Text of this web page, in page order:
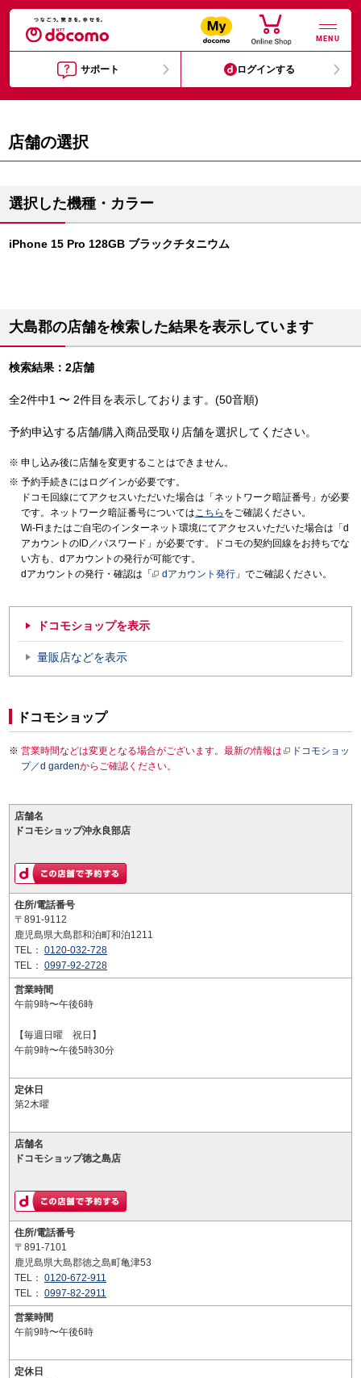
MENU
サポート ログインする
店舗の選択
選択した機種・カラー
iPhone 15 Pro 128GB ブラックチタニウム
大島郡の店舗を検索した結果を表示しています
検索結果：2店舗
全2件中1 〜 2件目を表示しております。(50音順)
予約申込する店舗/購入商品受取り店舗を選択してください。
申し込み後に店舗を変更することはできません。
予約手続きにはログインが必要です。
ドコモ回線にてアクセスいただいた場合は「ネットワーク暗証番号」が必要
です。ネットワーク暗証番号についてはこちら をご確認ください。
Wi-Fiまたはご自宅のインターネット環境にてアクセスいただいた場合は「d
アカウントのID／パスワード」が必要です。ドコモの契約回線をお持ちでな
い方も、dアカウントの発行が可能です。
dアカウントの発行・確認は「
dアカウント発行 」でご確認ください。
ドコモショップを表示
量販店などを表示
ドコモショップ
営業時間などは変更となる場合がございます。最新の情報は
ドコモショッ
プ／d gardenからご確認ください。
店舗名
ドコモショップ沖永良部店
住所/電話番号
〒891-9112
鹿児島県大島郡和泊町和泊1211
TEL： 0120-032-728
TEL： 0997-92-2728
営業時間
午前9時〜午後6時
【毎週日曜 祝日】
午前9時〜午後5時30分
定休日
第2木曜
店舗名
ドコモショップ徳之島店
住所/電話番号
〒891-7101
鹿児島県大島郡徳之島町亀津53
TEL： 0120-672-911
TEL： 0997-82-2911
営業時間
午前9時〜午後6時
定休日